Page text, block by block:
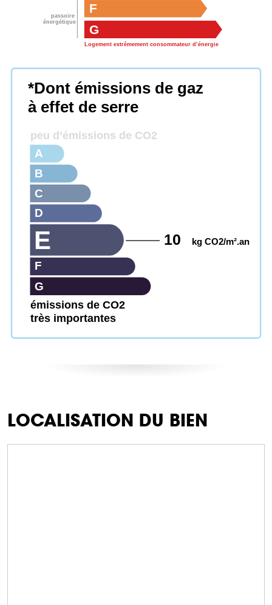
passoire
énergétique
G
Logement extrêmement consommateur d’énergie
F
émissions de CO2
très importantes
*Dont émissions de gaz
à effet de serre
peu d’émissions de CO2
G
F
E 10 kg CO2/m².an
D
C
B
A
LOCALISATION DU BIEN